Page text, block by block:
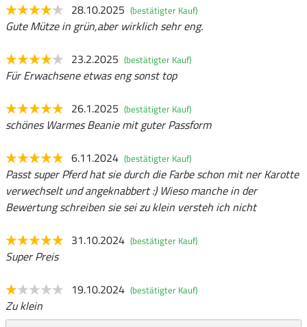
28.10.2025 (bestätigter Kauf)
Gute Mütze in grün,aber wirklich sehr eng.
23.2.2025 (bestätigter Kauf)
Für Erwachsene etwas eng sonst top
26.1.2025 (bestätigter Kauf)
schönes Warmes Beanie mit guter Passform
6.11.2024 (bestätigter Kauf)
Passt super Pferd hat sie durch die Farbe schon mit ner Karotte
verwechselt und angeknabbert :) Wieso manche in der
Bewertung schreiben sie sei zu klein versteh ich nicht
31.10.2024 (bestätigter Kauf)
Super Preis
19.10.2024 (bestätigter Kauf)
Zu klein